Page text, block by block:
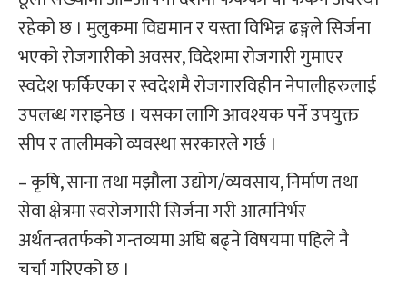
रहेको छ । मुलुकमा विद्यमान र यस्ता विभिन्न ढङ्गले सिर्जना
भएको रोजगारीको अवसर, विदेशमा रोजगारी गुमाएर
स्वदेश फर्किएका र स्वदेशमै रोजगारविहीन नेपालीहरुलाई
उपलब्ध गराइनेछ । यसका लागि आवश्यक पर्ने उपयुक्त
सीप र तालीमको व्यवस्था सरकारले गर्छ ।
– कृषि, साना तथा मझौला उद्योग/व्यवसाय, निर्माण तथा
सेवा क्षेत्रमा स्वरोजगारी सिर्जना गरी आत्मनिर्भर
अर्थतन्त्रतर्फको गन्तव्यमा अघि बढ्ने विषयमा पहिले नै
चर्चा गरिएको छ ।